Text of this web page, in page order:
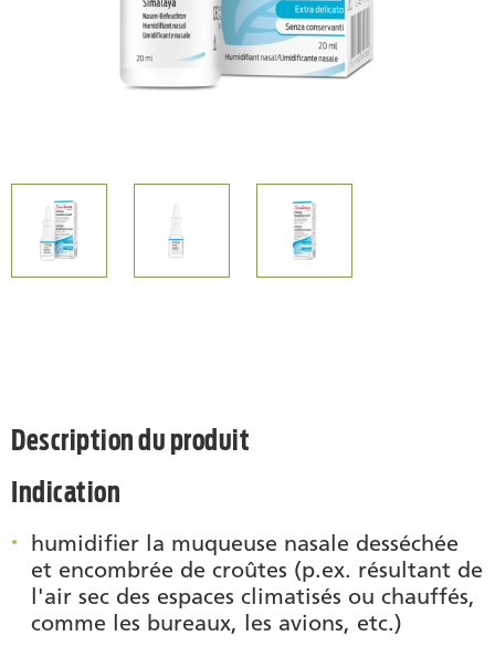
Description du produit
Indication
humidifier la muqueuse nasale desséchée
et encombrée de croûtes (p.ex. résultant de
l'air sec des espaces climatisés ou chauffés,
comme les bureaux, les avions, etc.)